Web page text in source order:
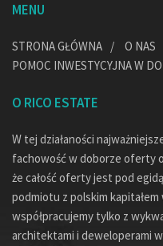
MENU
STRONA GŁÓWNA O NAS
POMOC INWESTYCYJNA W
O RICO ESTATE
W tej działaności
fachowość w doborze oferty
że całość oferty jest pod
podmiotu z polskim
współpracujemy tylko z
architektami i deweloperami